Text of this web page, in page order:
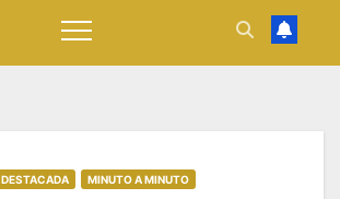
DESTACADA MINUTO A MINUTO